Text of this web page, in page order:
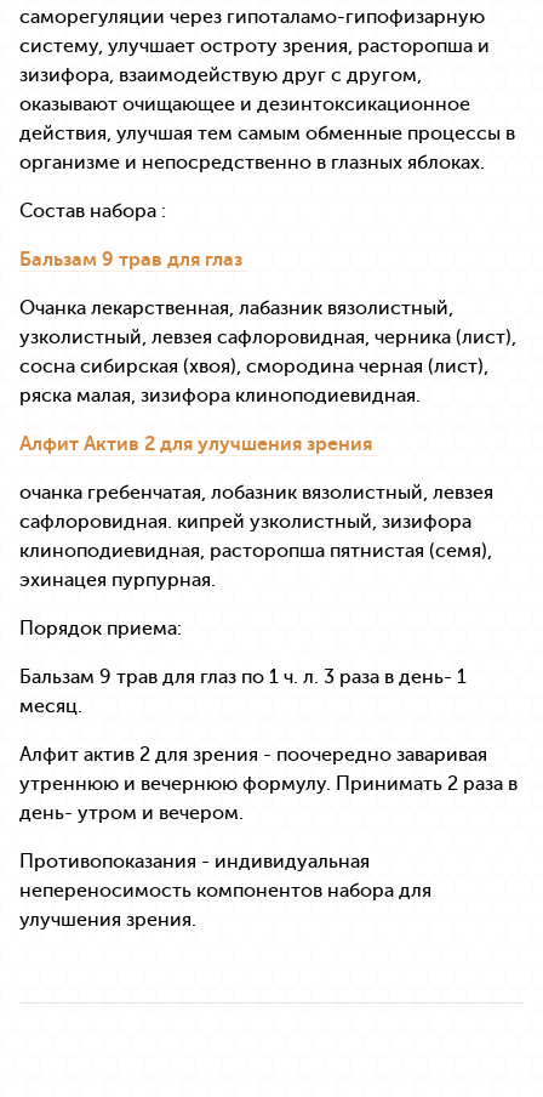
саморегуляции через гипоталамо-гипофизарную
систему, улучшает остроту зрения, расторопша и
зизифора, взаимодействую друг с другом,
оказывают очищающее и дезинтоксикационное
действия, улучшая тем самым обменные процессы в
организме и непосредственно в глазных яблоках.
Состав набора :
Бальзам 9 трав для глаз
Очанка лекарственная, лабазник вязолистный,
узколистный, левзея сафлоровидная, черника (лист),
сосна сибирская (хвоя), смородина черная (лист),
ряска малая, зизифора клиноподиевидная.
Алфит Актив 2 для улучшения зрения
очанка гребенчатая, лобазник вязолистный, левзея
сафлоровидная. кипрей узколистный, зизифора
клиноподиевидная, расторопша пятнистая (семя),
эхинацея пурпурная.
Порядок приема:
Бальзам 9 трав для глаз по 1 ч. л. 3 раза в день- 1
месяц.
Алфит актив 2 для зрения - поочередно заваривая
утреннюю и вечернюю формулу. Принимать 2 раза в
день- утром и вечером.
Противопоказания - индивидуальная
непереносимость компонентов набора для
улучшения зрения.